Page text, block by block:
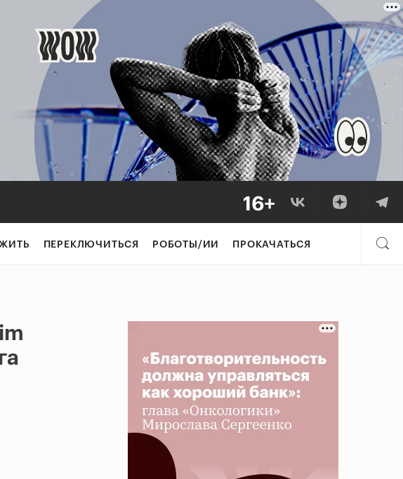
ПЕРЕКЛЮЧИТЬСЯ РОБОТЫ/ИИ ПРОКАЧАТЬСЯ